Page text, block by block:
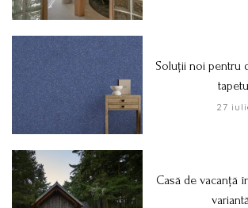
Soluții noi pentru
27
Casă de vacanță